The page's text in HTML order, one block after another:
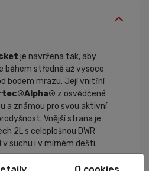
je navržena tak, aby
během středně až vysoce
bodem mrazu. Její vnitřní
z osvědčené
a známou pro svou aktivní
Vnější strana je
2L s celoplošnou DWR
suchu i v mírném dešti.
2 ° až 14 ° C.